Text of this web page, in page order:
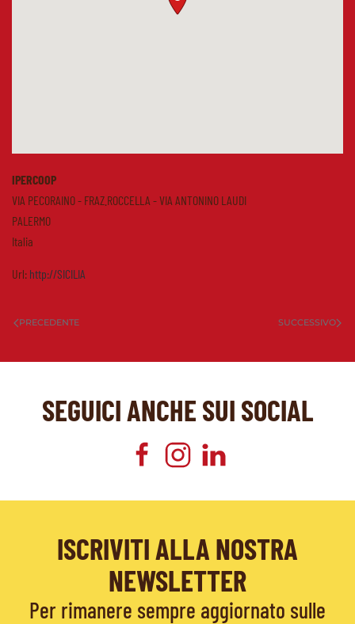
IPERCOOP
VIA PECORAINO - FRAZ.ROCCELLA - VIA ANTONINO LAUDI
PALERMO
Italia
Url: http://SICILIA
PRECEDENTE SUCCESSIVO
SEGUICI ANCHE SUI SOCIAL
ISCRIVITI ALLA NOSTRA
NEWSLETTER
Per rimanere sempre aggiornato sulle